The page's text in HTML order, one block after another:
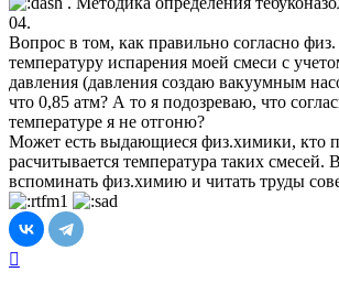
04.
Вопрос в том, как правильно согласно
температуру испарения моей смеси с
давления (давления создаю вакуумным
что 0,85 атм? А то я подозреваю, что
температуре я не отгоню?
Может есть выдающиеся физ.химики, кто
расчитывается температура таких смесей.
вспоминать физ.химию и читать труды